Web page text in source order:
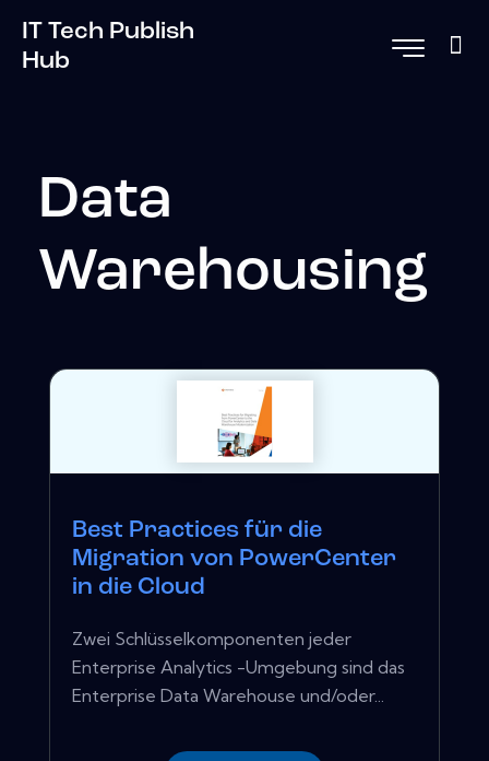
IT Tech Publish
Hub
Data
Warehousing
Best Practices für die
Migration von PowerCenter
in die Cloud
Zwei Schlüsselkomponenten jeder
Enterprise Analytics -Umgebung sind das
Enterprise Data Warehouse und/oder...